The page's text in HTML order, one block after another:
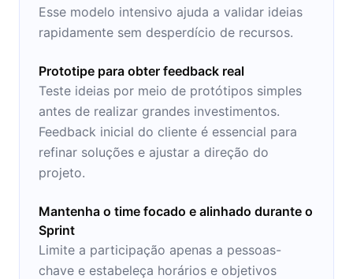
Esse modelo intensivo ajuda a validar ideias
rapidamente sem desperdício de recursos.
Prototipe para obter feedback real
Teste ideias por meio de protótipos simples
antes de realizar grandes investimentos.
Feedback inicial do cliente é essencial para
refinar soluções e ajustar a direção do
projeto.
Mantenha o time focado e alinhado durante o
Sprint
Limite a participação apenas a pessoas-
chave e estabeleça horários e objetivos